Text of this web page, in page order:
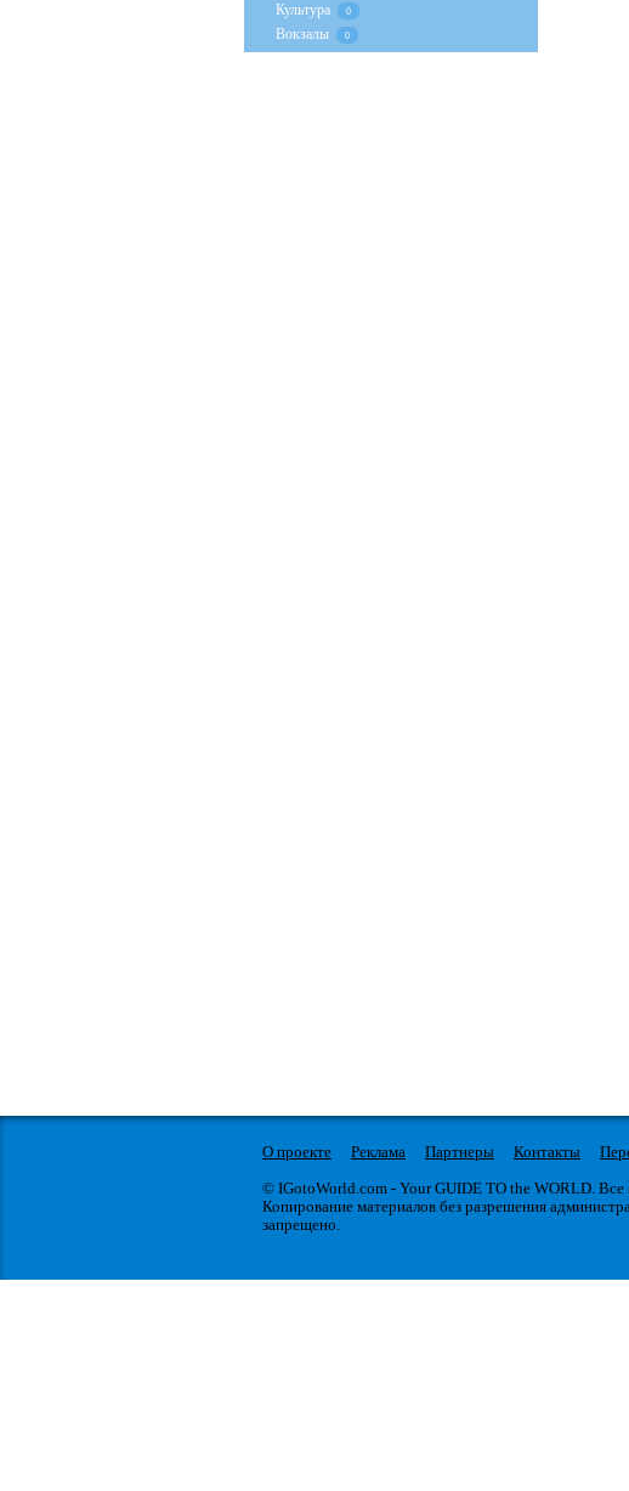
Культура 0
Вокзалы 0
О проекте Реклама Партнеры Контакты
© IGotoWorld.com - Your GUIDE TO the WORLD.
Копирование материалов без разрешения
запрещено.